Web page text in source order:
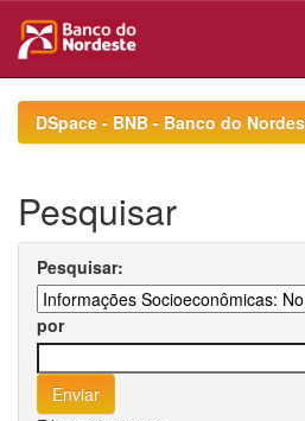
navigationDSpace - BNB - Banco do
Pesquisar
Pesquisar:
por